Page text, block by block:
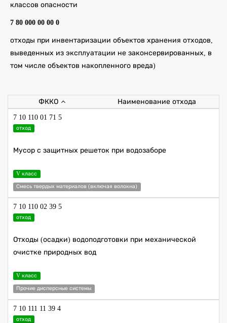
классов опасности
7 80 000 00 00 0
отходы при инвентаризации объектов хранения отходов,
выведенных из эксплуатации не законсервированных, в
том числе объектов накопленного вреда)
ФККО Наименование отхода
7 10 110 01 71 5
отход
Мусор с защитных решеток при водозаборе
V класс
Смесь твердых материалов (включая волокна)
7 10 110 02 39 5
отход
Отходы (осадки) водоподготовки при механической
очистке природных вод
V класс
Прочие дисперсные системы
7 10 111 11 39 4
отход